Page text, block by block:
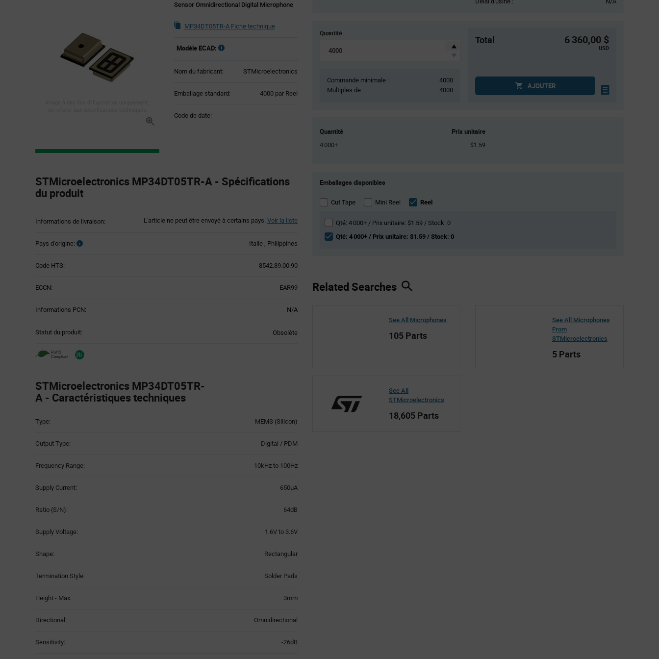
Sensor Omnidirectional Digital Microphone
MP34DT05TR-A Fiche technique
Modèle ECAD:
Nom du fabricant: STMicroelectronics
Emballage standard: 4000 par Reel
Code de date:
Specification
Section
STMicroelectronics MP34DT05TR-A - Spécifications
du produit
Informations de livraison: L'article ne peut être envoyé à certains pays. Voir la liste
Pays d'origine: Italie Philippines
Code HTS: 8542.39.00.90
ECCN: EAR99
Informations PCN: N/A
Statut du produit: Obsolète
STMicroelectronics MP34DT05TR-
A - Caractéristiques techniques
Table
Type: MEMS (Silicon)
Output Type: Digital / PDM
Frequency Range: 10kHz to 100Hz
Supply Current: 650µA
Ratio (S/N): 64dB
Supply Voltage: 1.6V to 3.6V
Shape: Rectangular
Termination Style: Solder Pads
Height - Max: 3mm
Directional: Omnidirectional
Sensitivity: -26dB
Quantité
Commande minimale :
4000
Multiples de :
4000
Total 6 360,00 $
USD
AJOUTER
Quantité Prix unitaire
4 000+ $1.59
Variant
section
Emballages disponibles
Cut Tape Mini Reel Reel
Qté: 4 000+ / Prix unitaire: $1.59 / Stock: 0
Qté: 4 000+ / Prix unitaire: $1.59 / Stock: 0
Related Searches
See All Microphones
105 Parts
See All Microphones
From
STMicroelectronics
5 Parts
See All
STMicroelectronics
18,605 Parts